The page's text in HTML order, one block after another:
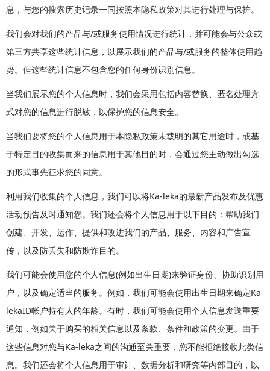
息，与您的搜索历史记录一同按照本隐私政策对其进行处理与保护。
我们会对我们的产品与/或服务使用情况进行统计，并可能会与公众或
第三方共享这些统计信息，以展示我们的产品与/或服务的整体使用趋
势。但这些统计信息不包含您的任何身份识别信息。
当我们展示您的个人信息时，我们会采用包括内容替换、匿名处理方
式对您的信息进行脱敏，以保护您的信息安全。
当我们要将您的个人信息用于本隐私政策未载明的其它用途时，或基
于特定目的收集而来的信息用于其他目的时，会通过您主动做出勾选
的形式事先征求您的同意。
利用我们收集的个人信息，我们可以将Ka-leka的最新产品发布及优惠
活动预告及时通知您。我们还会将个人信息用于以下目的：帮助我们
创建、开发、运作、提供和改进我们的产品、服务、内容和广告宣
传，以及防丢失和防欺诈目的。
我们可能会使用您的个人信息(例如出生日期)来验证身份、协助识别用
户，以及确定适当的服务。例如，我们可能会使用出生日期来确定Ka-
lekaID帐户持有人的年龄。有时，我们可能会使用个人信息发送重要
通知，例如关于购买的相关信息以及条款、条件和政策的变更。由于
这些信息对您与Ka-leka之间的沟通至关重要，您不能拒绝接收此类信
息。我们还会将个人信息用于审计、数据分析和研究等内部目的，以